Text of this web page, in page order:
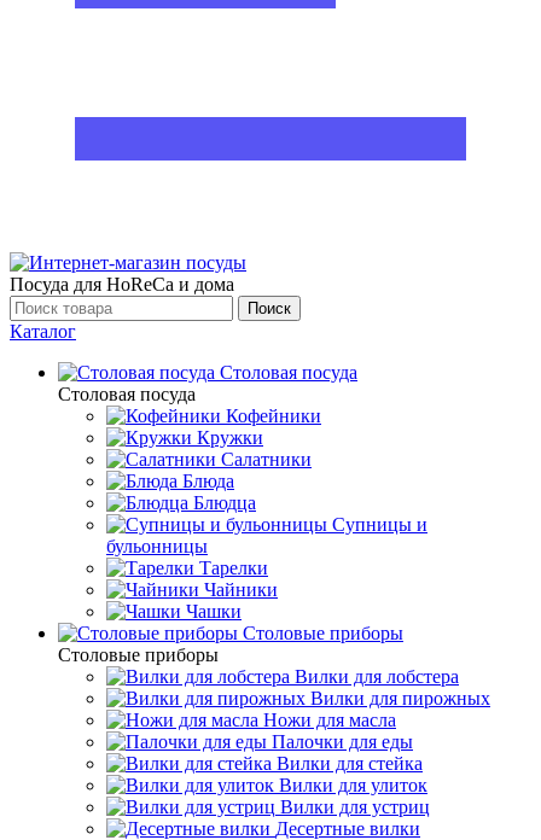
Посуда для HoReCa и дома
Поиск
Каталог
Столовая посуда
Столовая посуда
Кофейники
Кружки
Салатники
Блюда
Блюдца
Супницы и
бульонницы
Тарелки
Чайники
Чашки
Cтоловые приборы
Cтоловые приборы
Вилки для лобстера
Вилки для пирожных
Ножи для масла
Палочки для еды
Вилки для стейка
Вилки для улиток
Вилки для устриц
Десертные вилки